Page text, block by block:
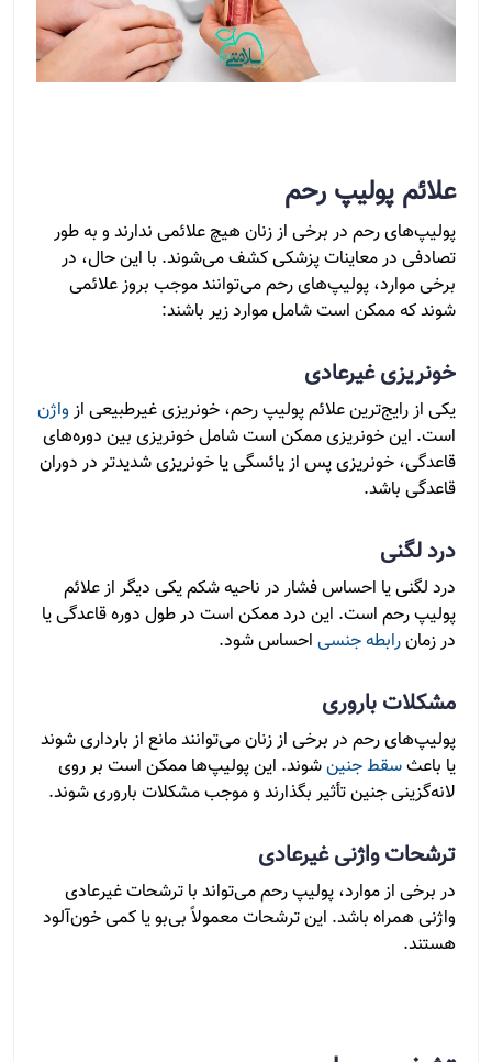
علائم پولیپ رحم
پولیپ‌های رحم در برخی از زنان هیچ علائمی ندارند و به طور
تصادفی در معاینات پزشکی کشف می‌شوند. با این حال، در
برخی موارد، پولیپ‌های رحم می‌توانند موجب بروز علائمی
شوند که ممکن است شامل موارد زیر باشند:
خونریزی غیرعادی
یکی از رایج‌ترین علائم پولیپ رحم، خونریزی غیرطبیعی از واژن
است. این خونریزی ممکن است شامل خونریزی بین دوره‌های
قاعدگی، خونریزی پس از یائسگی یا خونریزی شدیدتر در دوران
قاعدگی باشد.
درد لگنی
درد لگنی یا احساس فشار در ناحیه شکم یکی دیگر از علائم
پولیپ رحم است. این درد ممکن است در طول دوره قاعدگی یا
در زمانرابطه جنسی احساس شود.
مشکلات باروری
پولیپ‌های رحم در برخی از زنان می‌توانند مانع از بارداری شوند
یا باعثسقط جنینشوند. این پولیپ‌ها ممکن است بر روی
لانه‌گزینی جنین تأثیر بگذارند و موجب مشکلات باروری شوند.
ترشحات واژنی غیرعادی
در برخی از موارد، پولیپ رحم می‌تواند با ترشحات غیرعادی
واژنی همراه باشد. این ترشحات معمولاً بی‌بو یا کمی خون‌آلود
هستند.